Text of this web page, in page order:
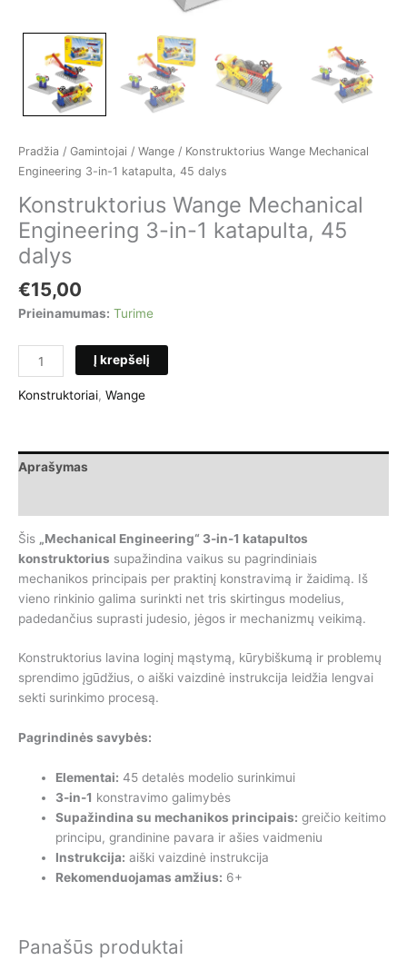
Pradžia / Gamintojai / Wange / Konstruktorius Wange Mechanical
Engineering 3-in-1 katapulta, 45 dalys
Konstruktorius Wange Mechanical
Engineering 3-in-1 katapulta, 45
dalys
€15,00
Prieinamumas: Turime
produkto
kiekis:
Konstruktorius
Engineering
3-
1
katapulta,
45
dalys
Į krepšelį
Konstruktoriai, Wange
Aprašymas
Šis „Mechanical Engineering“ 3-in-1 katapultos
konstruktorius supažindina vaikus su pagrindiniais
mechanikos principais per praktinį konstravimą ir žaidimą. Iš
vieno rinkinio galima surinkti net tris skirtingus modelius,
padedančius suprasti judesio, jėgos ir mechanizmų veikimą.
Konstruktorius lavina loginį mąstymą, kūrybiškumą ir problemų
sprendimo įgūdžius, o aiški vaizdinė instrukcija leidžia lengvai
sekti surinkimo procesą.
Pagrindinės savybės:
Elementai: 45 detalės modelio surinkimui
3-in-1 konstravimo galimybės
Supažindina su mechanikos principais: greičio keitimo
principu, grandinine pavara ir ašies vaidmeniu
Instrukcija: aiški vaizdinė instrukcija
Rekomenduojamas amžius: 6+
Panašūs produktai